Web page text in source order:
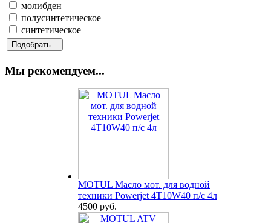
молибден
полусинтетическое
синтетическое
Мы рекомендуем...
MOTUL Масло мот. для водной
техники Powerjet 4T10W40 п/с 4л
4500 руб.